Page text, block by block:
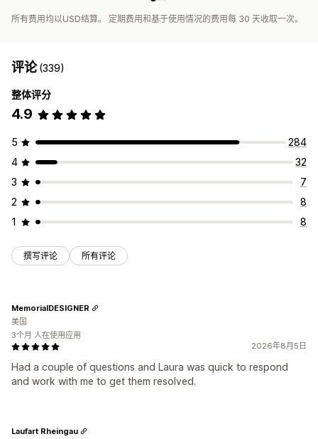
所有费用均以USD结算。 定期费用和基于使用情况的费用每 30 天收取一次。
评论(339)
整体评分
4.9
5
284
4
32
3
7
2
8
1
8
撰写评论 所有评论
2026年8月5日
Had a couple of questions and Laura was quick to respond
and work with me to get them resolved.
MemorialDESIGNER
美国
3个月 人在使用应用
Laufart Rheingau